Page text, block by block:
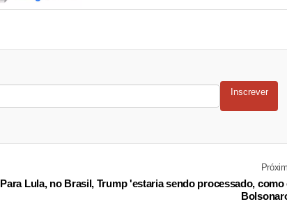
Inscrever
Para Lula, no Brasil, Trump 'estaria sendo processado, como